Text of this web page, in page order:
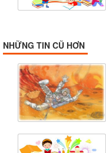
NHỮNG TIN CŨ HƠN